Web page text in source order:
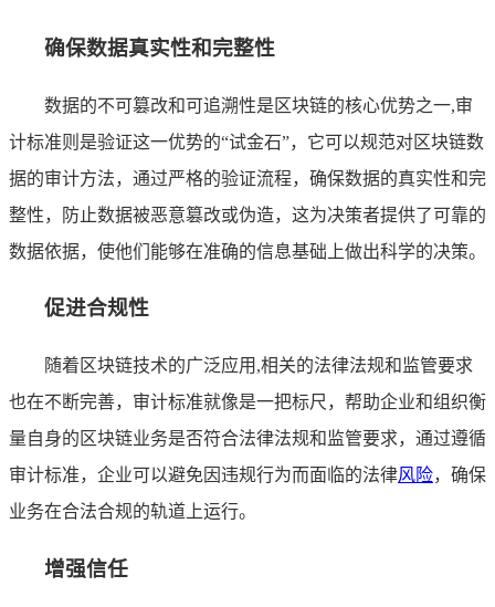
确保数据真实性和完整性
数据的不可篡改和可追溯性是区块链的核心优势之一,审
计标准则是验证这一优势的“试金石”，它可以规范对区块链数
据的审计方法，通过严格的验证流程，确保数据的真实性和完
整性，防止数据被恶意篡改或伪造，这为决策者提供了可靠的
数据依据，使他们能够在准确的信息基础上做出科学的决策。
促进合规性
随着区块链技术的广泛应用,相关的法律法规和监管要求
也在不断完善，审计标准就像是一把标尺，帮助企业和组织衡
量自身的区块链业务是否符合法律法规和监管要求，通过遵循
审计标准，企业可以避免因违规行为而面临的法律风险，确保
业务在合法合规的轨道上运行。
增强信任